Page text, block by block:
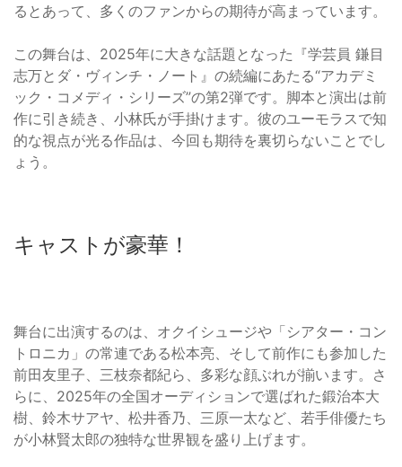
るとあって、多くのファンからの期待が高まっています。
この舞台は、2025年に大きな話題となった『学芸員 鎌目
志万とダ・ヴィンチ・ノート』の続編にあたる“アカデミ
ック・コメディ・シリーズ”の第2弾です。脚本と演出は前
作に引き続き、小林氏が手掛けます。彼のユーモラスで知
的な視点が光る作品は、今回も期待を裏切らないことでし
ょう。
キャストが豪華！
舞台に出演するのは、オクイシュージや「シアター・コン
トロニカ」の常連である松本亮、そして前作にも参加した
前田友里子、三枝奈都紀ら、多彩な顔ぶれが揃います。さ
らに、2025年の全国オーディションで選ばれた鍛治本大
樹、鈴木サアヤ、松井香乃、三原一太など、若手俳優たち
が小林賢太郎の独特な世界観を盛り上げます。